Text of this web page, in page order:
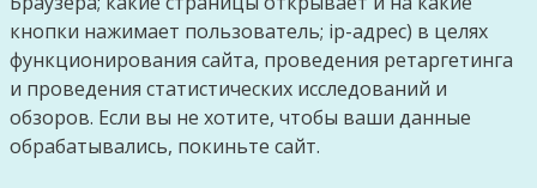
кнопки нажимает пользователь; ip-адрес) в целях
функционирования сайта, проведения ретаргетинга
и проведения статистических исследований и
обзоров. Если вы не хотите, чтобы ваши данные
обрабатывались, покиньте сайт.